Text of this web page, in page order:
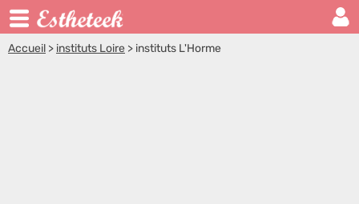
Accueil > instituts Loire > instituts L'Horme